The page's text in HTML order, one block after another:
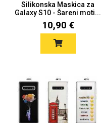
Silikonska Maskica za
Galaxy S10 - Šareni moti...
10,90 €